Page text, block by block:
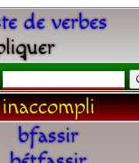
de verbes
inaccompli
bfassir